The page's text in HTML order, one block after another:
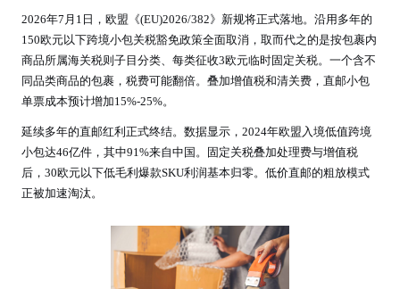
2026年7月1日，欧盟《(EU)2026/382》新规将正式落地。沿用多年的
150欧元以下跨境小包关税豁免政策全面取消，取而代之的是按包裹内
商品所属海关税则子目分类、每类征收3欧元临时固定关税。一个含不
同品类商品的包裹，税费可能翻倍。叠加增值税和清关费，直邮小包
单票成本预计增加15%-25%。
延续多年的直邮红利正式终结。数据显示，2024年欧盟入境低值跨境
小包达46亿件，其中91%来自中国。固定关税叠加处理费与增值税
后，30欧元以下低毛利爆款SKU利润基本归零。低价直邮的粗放模式
正被加速淘汰。